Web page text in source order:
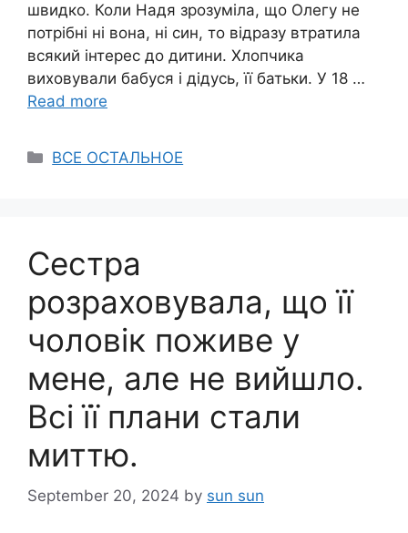
швидко. Коли Надя зрозуміла, що Олегу не
потрібні ні вона, ні син, то відразу втратила
всякий інтерес до дитини. Хлопчика
виховували бабуся і дідусь, її батьки. У 18 …
Read more
Categories
ВСЕ ОСТАЛЬНОЕ
Сестра
розраховувала, що її
чоловік поживе у
мене, але не вийшло.
Всі її плани стали
миттю.
September 20, 2024 by sun sun